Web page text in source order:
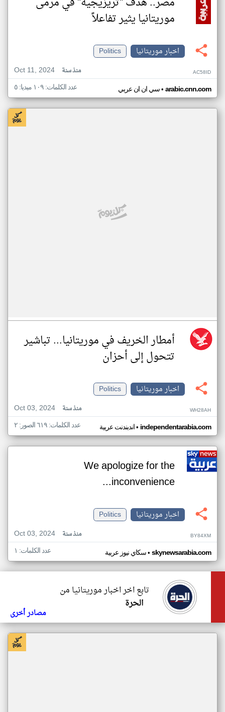
موريتانيا يثير تفاعلاً
اخبار موريتانيا
Politics
Oct 11, 2024
منذ سنة AC58ID
سي ان ان عربي• arabic.cnn.com عدد الكلمات: ١٠٩ ميديا: ٥
أمطار الخريف في موريتانيا... تباشير
تتحول إلى أحزان
اخبار موريتانيا
Politics
Oct 03, 2024
منذ سنة WH28AH
اندبندنت عربية• independentarabia.com عدد الكلمات: ٦١٩ الصور: ٢
We apologize for the
inconvenience...
اخبار موريتانيا
Politics
Oct 03, 2024
منذ سنة BY84XM
سكاي نيوز عربية• skynewsarabia.com عدد الكلمات: ١
تابع اخر اخبار موريتانيا من
الحرة
مصادر أخرى